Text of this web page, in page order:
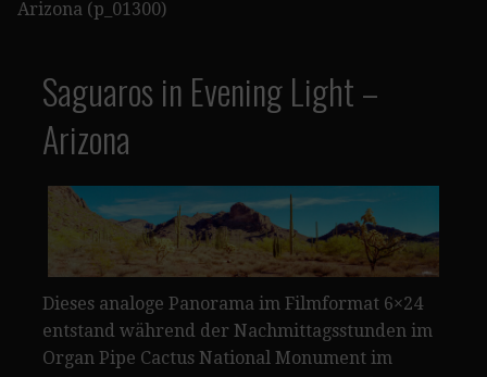
Arizona (p_01300)
Saguaros in Evening Light –
Arizona
Dieses analoge Panorama im Filmformat 6×24
entstand während der Nachmittagsstunden im
Organ Pipe Cactus National Monument im